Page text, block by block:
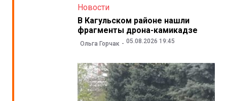
Новости
В Кагульском районе нашли
фрагменты дрона-камикадзе
Ольга Горчак 05.08.2026 19:45